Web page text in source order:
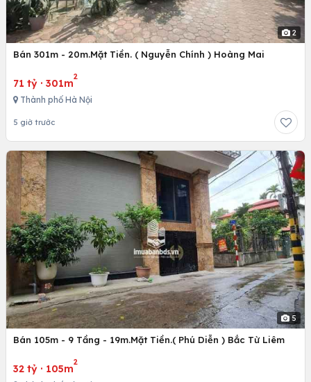
2
Bán 301m - 20m.Mặt Tiền. ( Nguyễn Chính ) Hoàng Mai
71 tỷ · 301m
2
Thành phố Hà Nội
5 giờ trước
5
Bán 105m - 9 Tầng - 19m.Mặt Tiền.( Phú Diễn ) Bắc Từ Liêm
32 tỷ · 105m
2